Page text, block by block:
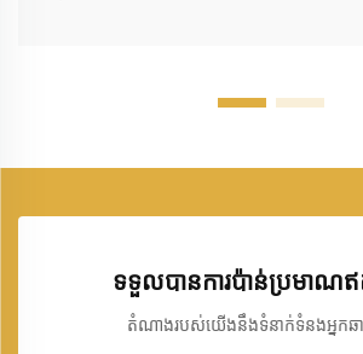
ទទួលបានការប៉ាន់ប្រមាណឥ
តំណាងរបស់យើងនឹងទំនាក់ទំនងអ្នកឆា